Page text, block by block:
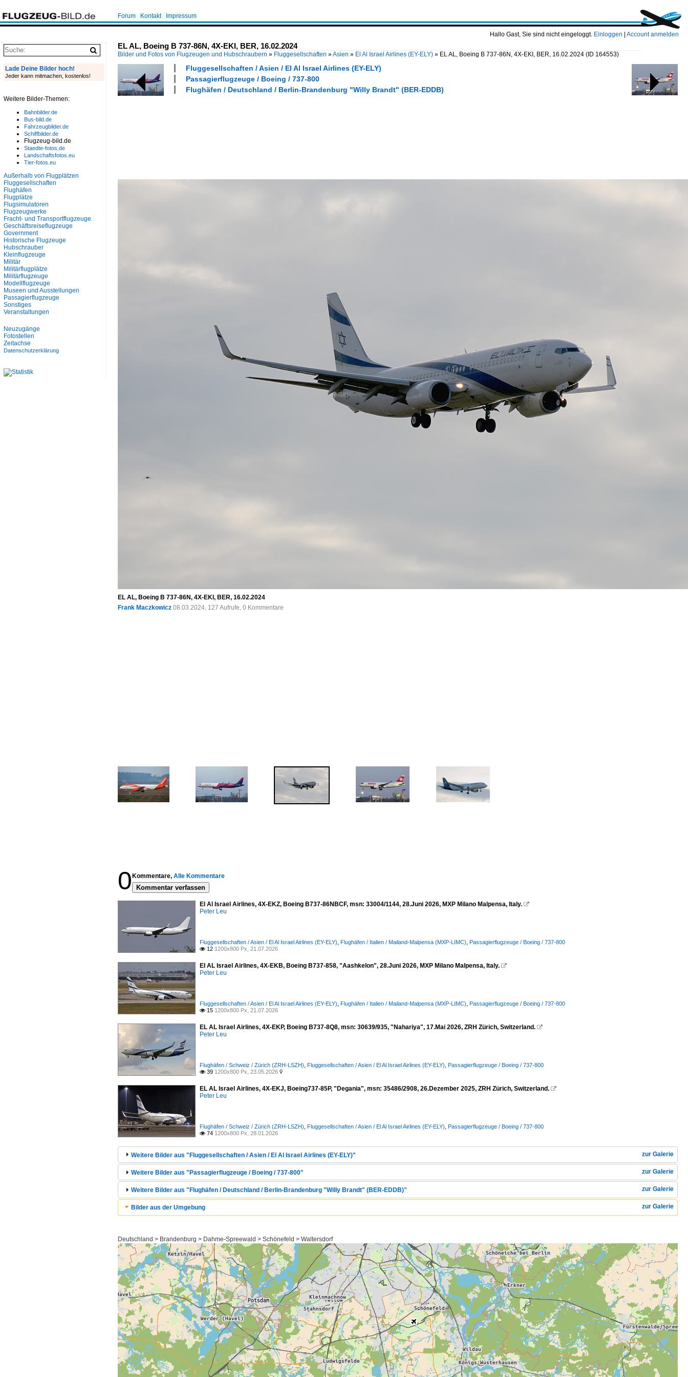
Hallo Gast, Sie sind nicht eingeloggt. Einloggen Account anmelden
Forum Kontakt Impressum
EL AL, Boeing B 737-86N, 4X-EKI, BER, 16.02.2024
Bilder und Fotos von Flugzeugen und Hubschraubern » Fluggesellschaften »Asien » El Al Israel Airlines (EY-ELY) » EL AL, Boeing B 737-86N, 4X-EKI, BER, 16.02.2024 (ID 164553)
Fluggesellschaften / Asien / El Al Israel Airlines (EY-ELY)
Passagierflugzeuge / Boeing / 737-800
Flughäfen / Deutschland / Berlin-Brandenburg "Willy Brandt" (BER-EDDB)
EL AL, Boeing B 737-86N, 4X-EKI, BER, 16.02.2024
Frank Maczkowicz 08.03.2024, 127 Aufrufe, 0 Kommentare
0 Kommentare, Alle Kommentare
Kommentar verfassen
El Al Israel Airlines, 4X-EKZ, Boeing B737-86NBCF, msn: 33004/1144, 28.Juni 2026, MXP Milano Malpensa, Italy. 
Peter Leu
Fluggesellschaften / Asien / El Al Israel Airlines (EY-ELY) Flughäfen / Italien / Mailand-Malpensa (MXP-LIMC) Passagierflugzeuge / Boeing / 737-800
 12 1200x800 Px, 21.07.2026
EI AL Israel Airlines, 4X-EKB, Boeing B737-858, "Aashkelon", 28.Juni 2026, MXP Milano Malpensa, Italy. 
Peter Leu
Fluggesellschaften / Asien / El Al Israel Airlines (EY-ELY) Flughäfen / Italien / Mailand-Malpensa (MXP-LIMC) Passagierflugzeuge / Boeing / 737-800
 15 1200x800 Px, 21.07.2026
EL AL Israel Airlines, 4X-EKP, Boeing B737-8Q8, msn: 30639/935, "Nahariya", 17.Mai 2026, ZRH Zürich, Switzerland. 
Peter Leu
Flughäfen / Schweiz / Zürich (ZRH-LSZH) Fluggesellschaften / Asien / El Al Israel Airlines (EY-ELY) Passagierflugzeuge / Boeing / 737-800
 39 1200x800 Px, 23.05.2026 
EL AL Israel Airlines, 4X-EKJ, Boeing737-85P, "Degania", msn: 35486/2908, 26.Dezember 2025, ZRH Zürich, Switzerland. 
Peter Leu
Flughäfen / Schweiz / Zürich (ZRH-LSZH) Fluggesellschaften / Asien / El Al Israel Airlines (EY-ELY) Passagierflugzeuge / Boeing / 737-800
 74 1200x800 Px, 28.01.2026
zur Galerie
Weitere Bilder aus "Fluggesellschaften / Asien / El Al Israel Airlines (EY-ELY)"
zur Galerie
Weitere Bilder aus "Passagierflugzeuge / Boeing / 737-800"
zur Galerie
Weitere Bilder aus "Flughäfen / Deutschland / Berlin-Brandenburg "Willy Brandt" (BER-EDDB)"
zur Galerie
Bilder aus der Umgebung
Deutschland > Brandenburg > Dahme-Spreewald > Schönefeld > Waltersdorf
Lade Deine Bilder hoch!
Jeder kann mitmachen, kostenlos!
Weitere Bilder-Themen:
Bahnbilder.de
Bus-bild.de
Fahrzeugbilder.de
Schiffbilder.de
Flugzeug-bild.de
Staedte-fotos.de
Landschaftsfotos.eu
Tier-fotos.eu
Außerhalb von Flugplätzen
Fluggesellschaften
Flughäfen
Flugplätze
Flugsimulatoren
Flugzeugwerke
Fracht- und Transportflugzeuge
Geschäftsreiseflugzeuge
Government
Historische Flugzeuge
Hubschrauber
Kleinflugzeuge
Militär
Militärflugplätze
Militärflugzeuge
Modellflugzeuge
Museen und Ausstellungen
Passagierflugzeuge
Sonstiges
Veranstaltungen
Neuzugänge
Fotostellen
Zeitachse
Datenschutzerklärung